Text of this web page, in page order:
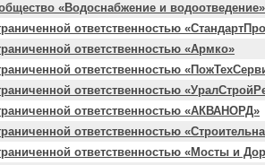
«Водоснабжение и водоотведение»
ответственностью
ответственностью «Армко»
ответственностью
ответственностью
ответственностью «АКВАНОРД»
ответственностью
ответственностью «Мосты и